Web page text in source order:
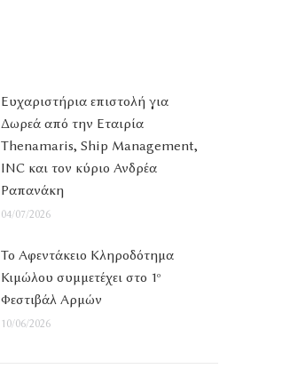
Ευχαριστήρια επιστολή για
Δωρεά από την Εταιρία
Thenamaris, Ship Management,
INC και τον κύριο Ανδρέα
Ραπανάκη
04/07/2026
Το Αφεντάκειο Κληροδότημα
Κιμώλου συμμετέχει στο 1ο
Φεστιβάλ Αρμών
10/06/2026